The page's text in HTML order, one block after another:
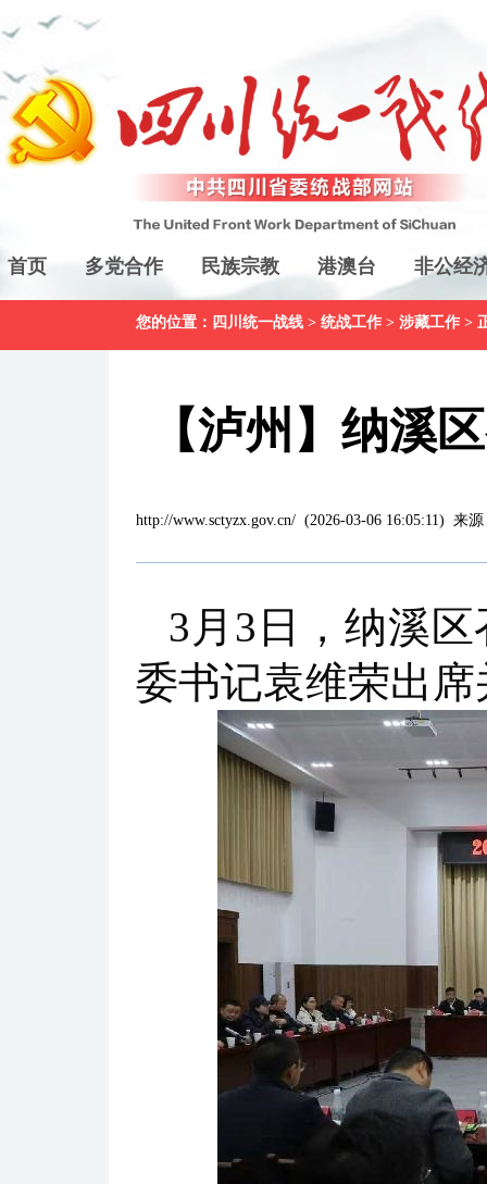
首页 多党合作 民族宗教 港澳台 非公经
您的位置： 四川统一战线 > 统战工作 > 涉藏工作 >
【泸州】纳溪
http://www.sctyzx.gov.cn/ (2026-03-06 16:05:11) 来源
3月3日，纳溪
委书记袁维荣出